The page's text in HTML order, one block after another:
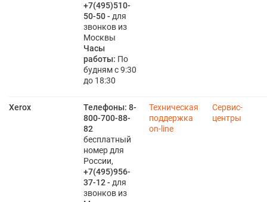
+7(495)510-
50-50 - для
звонков из
Москвы
Часы
работы: По
будням с 9:30
до 18:30
Xerox Телефоны: 8-
800-700-88-
82
бесплатный
номер для
России,
+7(495)956-
37-12- для
звонков из
Техническая
поддержка
on-line
Сервис-
центры